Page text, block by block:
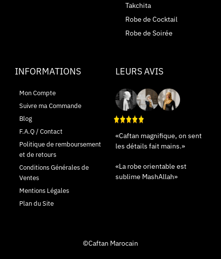
Takchita
Robe de Cocktail
Robe de Soirée
INFORMATIONS
Mon Compte
Suivre ma Commande
Blog
F.A.Q / Contact
Politique de remboursement
et de retours
Conditions Générales de
Ventes
Mentions Légales
Plan du Site
LEURS AVIS
«Caftan magnifique, on sent
les détails fait mains.»
«La robe orientable est
sublime MashAllah»
©Caftan Marocain